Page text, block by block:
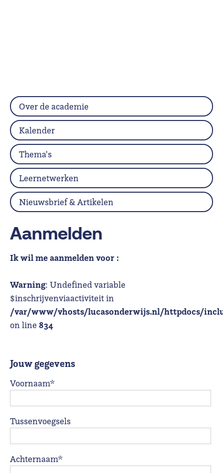
Aanmelden
Ik wil me aanmelden voor :
Warning: Undefined variable
$inschrijvenviaactiviteit in
/var/www/vhosts/lucasonderwijs.nl/httpdocs/
on line 834
Jouw gegevens
Voornaam*
Tussenvoegsels
Achternaam*
Over de academie
Kalender
Thema's
Leernetwerken
Nieuwsbrief & Artikelen